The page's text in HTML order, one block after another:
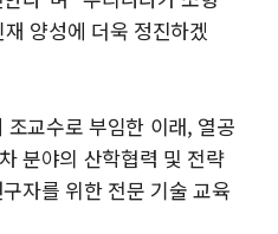
양성에 더욱 정진하겠
교수로 부임한 이래, 열공
분야의 산학협력 및 전략
자를 위한 전문 기술 교육